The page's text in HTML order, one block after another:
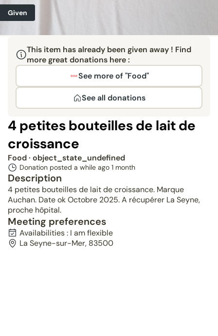
Given
This item has already been given away ! Find
more great donations here :
See more of "Food"
See all donations
4 petites bouteilles de lait de
croissance
Food· object_state_undefined
Donation posted a while ago 1 month
Description
4 petites bouteilles de lait de croissance. Marque
Auchan. Date ok Octobre 2025. A récupérer La Seyne,
proche hôpital.
Meeting preferences
Availabilities : I am flexible
La Seyne-sur-Mer, 83500